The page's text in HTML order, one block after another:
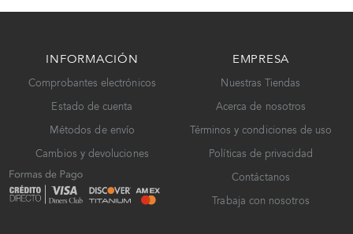
INFORMACIÓN
Comprobantes electrónicos
Estado de cuenta
Métodos de envío
Cambios y devoluciones
EMPRESA
Nuestras Tiendas
Acerca de nosotros
Términos y condiciones de uso
Políticas de privacidad
Contáctanos
Trabaja con nosotros